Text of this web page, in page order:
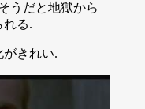
うだと地獄から
れる.
がきれい.